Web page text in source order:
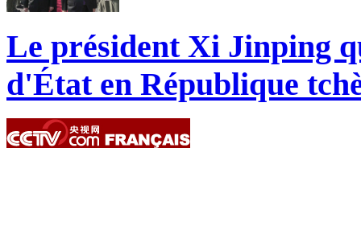
Le président Xi Jinping
d'État en République